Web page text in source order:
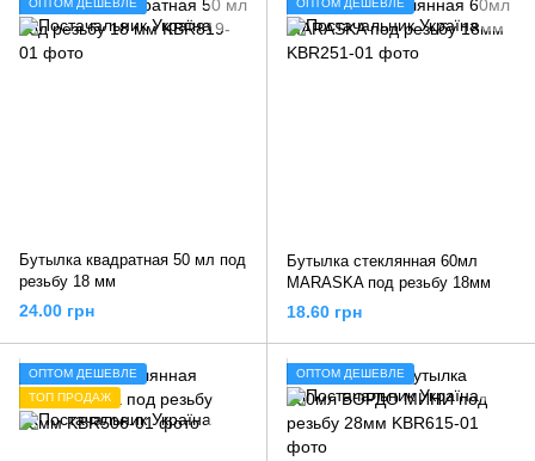
ОПТОМ ДЕШЕВЛЕ
Бутылка квадратная 50 мл под
резьбу 18 мм
24.00 грн
ОПТОМ ДЕШЕВЛЕ
Бутылка стеклянная 60мл
MARASKA под резьбу 18мм
18.60 грн
ОПТОМ ДЕШЕВЛЕ
ТОП ПРОДАЖ
ОПТОМ ДЕШЕВЛЕ